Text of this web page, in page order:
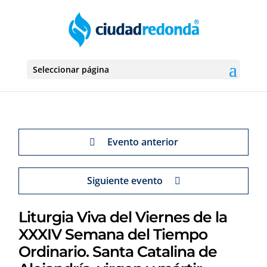
Seleccionar página
Evento anterior
Siguiente evento
Liturgia Viva del Viernes de la
XXXIV Semana del Tiempo
Ordinario. Santa Catalina de